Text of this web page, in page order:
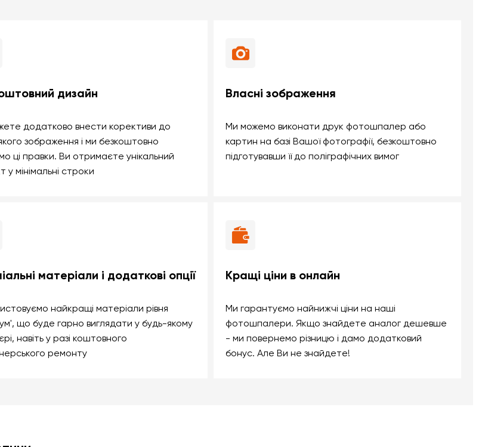
дизайн
додатково внести корективи до
зображення і ми безкоштовно
ці правки. Ви отримаєте унікальний
у мінімальні строки
Власні зображення
Ми можемо виконати друк фотошпалер або
картин на базі Вашої фотографії, безкоштовно
підготувавши її до поліграфічних вимог
матеріали і додаткові опції
найкращі матеріали рівня
що буде гарно виглядати у будь-якому
навіть у разі коштовного
ремонту
Кращі ціни в онлайн
Ми гарантуємо найнижчі ціни на наші
фотошпалери. Якщо знайдете аналог дешевше
- ми повернемо різницю і дамо додатковий
бонус. Але Ви не знайдете!